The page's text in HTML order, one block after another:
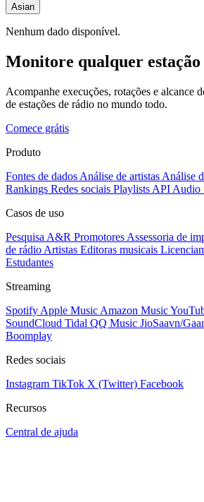
Asian
Nenhum dado disponível.
Monitore qualquer
Acompanhe execuções, rotações e alcance
de estações de rádio no mundo todo.
Comece grátis
Produto
Fontes de dados Análise de artistas Análise
Rankings Redes sociais Playlists API Audio
Casos de uso
Pesquisa A&R Promotores Assessoria de
de rádio Artistas Editoras musicais
Estudantes
Streaming
Spotify Apple Music Amazon Music
SoundCloud Tidal QQ Music JioSaavn/
Boomplay
Redes sociais
Instagram TikTok X (Twitter) Facebook
Recursos
Central de ajuda